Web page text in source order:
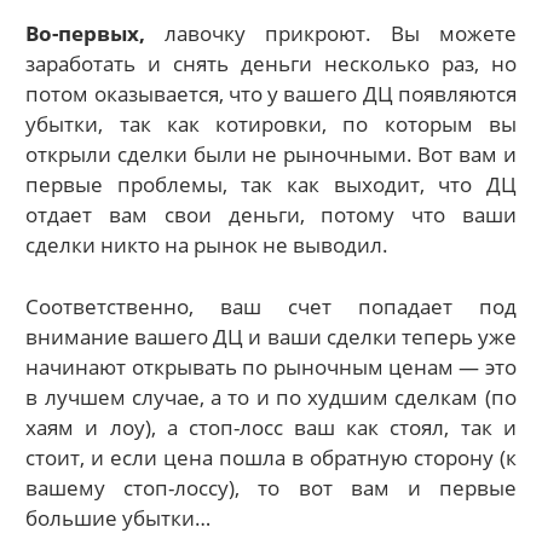
Во-первых, лавочку прикроют. Вы можете
заработать и снять деньги несколько раз, но
потом оказывается, что у вашего ДЦ появляются
убытки, так как котировки, по которым вы
открыли сделки были не рыночными. Вот вам и
первые проблемы, так как выходит, что ДЦ
отдает вам свои деньги, потому что ваши
сделки никто на рынок не выводил.
Соответственно, ваш счет попадает под
внимание вашего ДЦ и ваши сделки теперь уже
начинают открывать по рыночным ценам — это
в лучшем случае, а то и по худшим сделкам (по
хаям и лоу), а стоп-лосс ваш как стоял, так и
стоит, и если цена пошла в обратную сторону (к
вашему стоп-лоссу), то вот вам и первые
большие убытки…